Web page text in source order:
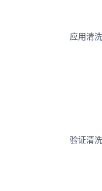
应用清
验证清